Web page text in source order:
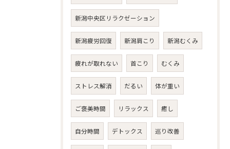
新潟中央区リラクゼーション
新潟疲労回復 新潟肩こり 新潟むくみ
疲れが取れない 首こり むくみ
ストレス解消 だるい 体が重い
ご褒美時間 リラックス 癒し
自分時間 デトックス 巡り改善